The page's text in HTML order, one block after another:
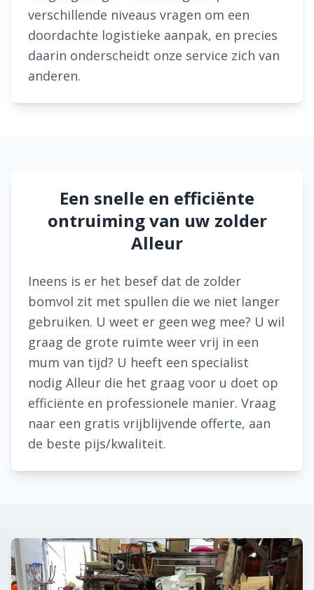
verschillende niveaus vragen om een
doordachte logistieke aanpak, en precies
daarin onderscheidt onze service zich van
anderen.
Een snelle en efficiënte
ontruiming van uw zolder
Alleur
Ineens is er het besef dat de zolder
bomvol zit met spullen die we niet langer
gebruiken. U weet er geen weg mee? U wil
graag de grote ruimte weer vrij in een
mum van tijd? U heeft een specialist
nodig Alleur die het graag voor u doet op
efficiënte en professionele manier. Vraag
naar een gratis vrijblijvende offerte, aan
de beste pijs/kwaliteit.